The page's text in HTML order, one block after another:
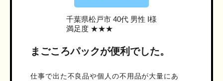
千葉県松戸市 40代 男性 I様
満足度 ★★★
まごころパックが便利でした。
仕事で出た不良品や個人の不用品が大量にあ